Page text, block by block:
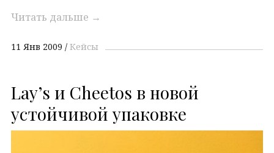
Читать дальше →
11 Янв 2009 Кейсы
Lay’s и Cheetos в новой
устойчивой упаковке